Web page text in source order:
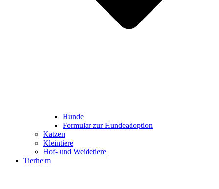
Hunde
Formular zur Hundeadoption
Katzen
Kleintiere
Hof- und Weidetiere
Tierheim